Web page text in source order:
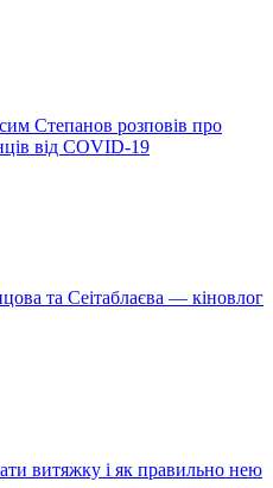
Степанов розповів про
від COVID-19
та Сеітаблаєва — кіновлог
витяжку і як правильно нею